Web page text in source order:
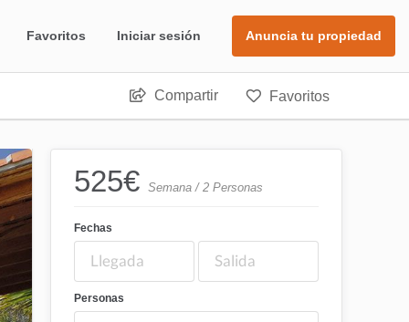
Favoritos Iniciar sesión Anuncia tu propiedad
Compartir Favoritos
525€ Semana / 2 Personas
Fechas
Personas